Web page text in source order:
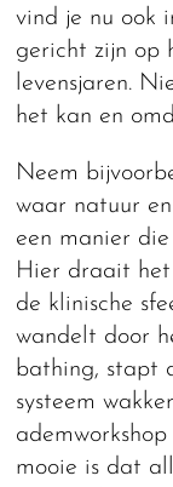
vind je nu ook
gericht zijn op
levensjaren.
het kan en
Neem
waar natuur
een manier
Hier draait het
de klinische
wandelt door
bathing, stapt
systeem
mooie is dat